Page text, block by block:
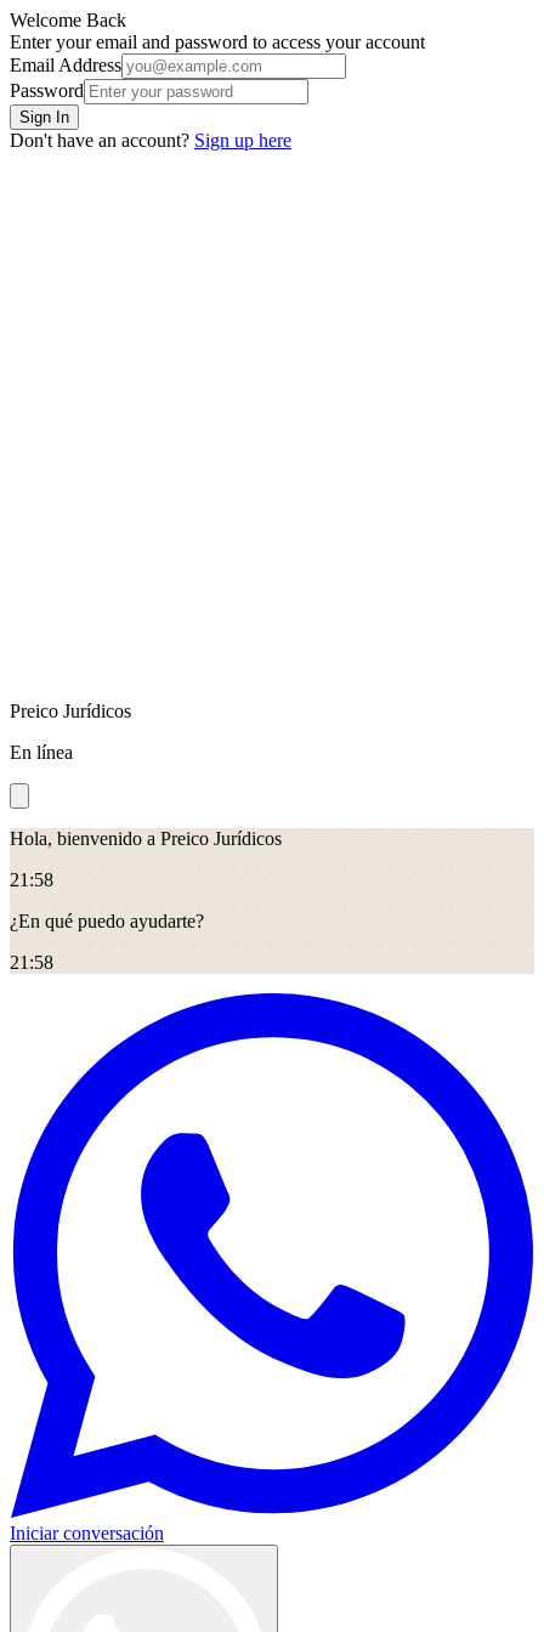
Welcome Back
Enter your email and password to access your account
Email Address
Password
Sign In
Don't have an account? Sign up here
Preico Jurídicos
En línea
Hola, bienvenido a Preico Jurídicos
21 :58
¿En qué puedo ayudarte?
21 :58
Iniciar conversación